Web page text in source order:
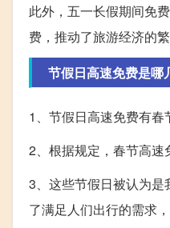
此外，五一长假期间免
费，推动了旅游经济的繁
节假日高速免费是哪
1、节假日高速免费有
2、根据规定，春节高
3、这些节假日被认为
了满足人们出行的需求